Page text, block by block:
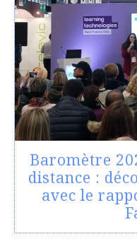
Baromètre
distance :
avec le